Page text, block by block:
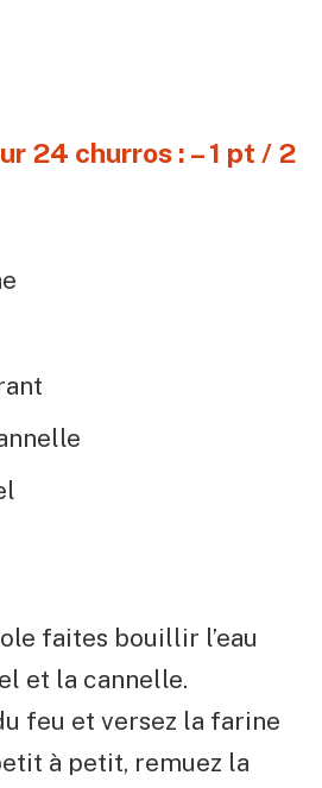
24 churros : – 1 pt / 2
faites bouillir l’eau
et la cannelle.
feu et versez la farine
à petit, remuez la